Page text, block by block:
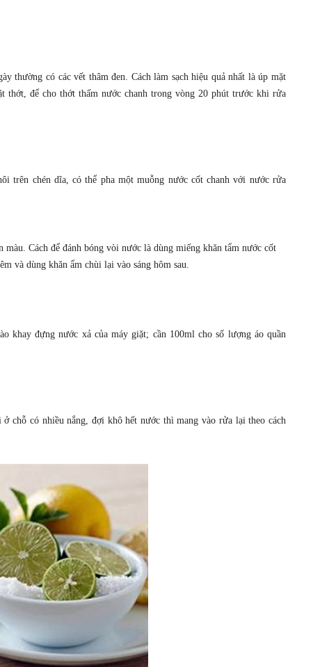
thường có các vết thâm đen. Cách làm sạch hiệu quả nhất là úp mặt
thớt, để cho thớt thấm nước chanh trong vòng 20 phút trước khi rửa
trên chén dĩa, có thể pha một muỗng nước cốt chanh với nước rửa
Cách để đánh bóng vòi nước là dùng miếng khăn tẩm nước cốt
và dùng khăn ẩm chùi lại vào sáng hôm sau.
khay đựng nước xả của máy giặt; cần 100ml cho số lượng áo quần
chỗ có nhiều nắng, đợi khô hết nước thì mang vào rửa lại theo cách